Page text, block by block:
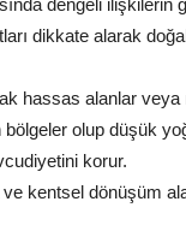
dengeli
dikkate alarak
hassas alanlar veya
olup düşük
korur.
kentsel dönüşüm